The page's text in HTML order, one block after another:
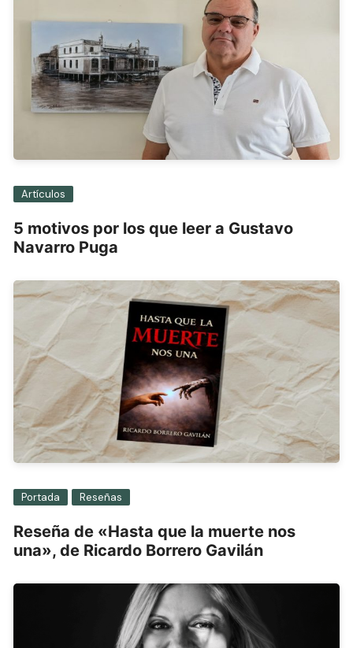
Artículos
5 motivos por los que leer a Gustavo
Navarro Puga
Portada Reseñas
Reseña de «Hasta que la muerte nos
una», de Ricardo Borrero Gavilán